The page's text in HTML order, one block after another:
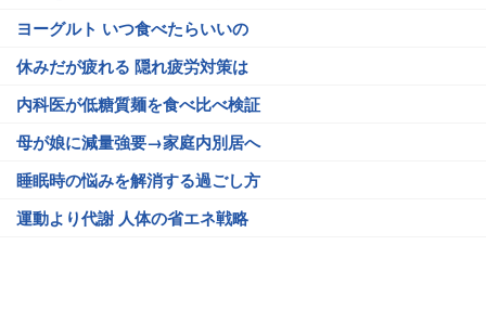
ヨーグルト いつ食べたらいいの
休みだが疲れる 隠れ疲労対策は
内科医が低糖質麺を食べ比べ検証
母が娘に減量強要→家庭内別居へ
睡眠時の悩みを解消する過ごし方
運動より代謝 人体の省エネ戦略